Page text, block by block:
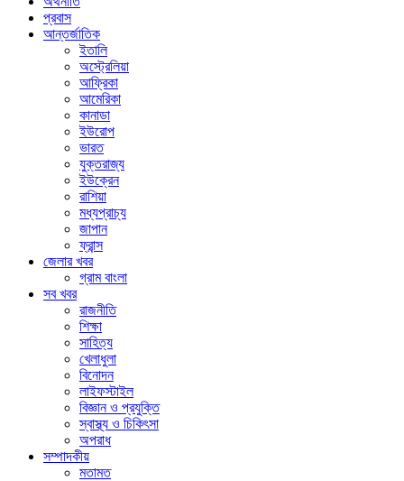
প্রবাস
আন্তর্জাতিক
ইতালি
অস্ট্রেলিয়া
আফ্রিকা
আমেরিকা
কানাডা
ইউরোপ
ভারত
যুক্তরাজ্য
ইউক্রেন
রাশিয়া
মধ্যপ্রাচ্য
জাপান
ফ্রান্স
জেলার খবর
গ্রাম বাংলা
সব খবর
রাজনীতি
শিক্ষা
সাহিত্য
খেলাধুলা
বিনোদন
লাইফস্টাইল
বিজ্ঞান ও প্রযুক্তি
স্বাস্থ্য ও চিকিৎসা
অপরাধ
সম্পাদকীয়
মতামত